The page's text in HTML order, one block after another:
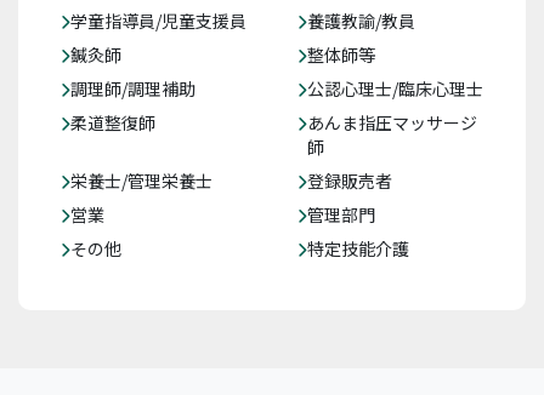
学童指導員/児童支援員
養護教諭/教員
鍼灸師
整体師等
調理師/調理補助
公認心理士/臨床心理士
柔道整復師
あんま指圧マッサージ
師
栄養士/管理栄養士
登録販売者
営業
管理部門
その他
特定技能介護